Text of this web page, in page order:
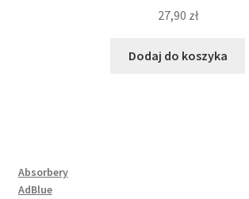
27,90 zł
Dodaj do koszyka
Absorbery
AdBlue